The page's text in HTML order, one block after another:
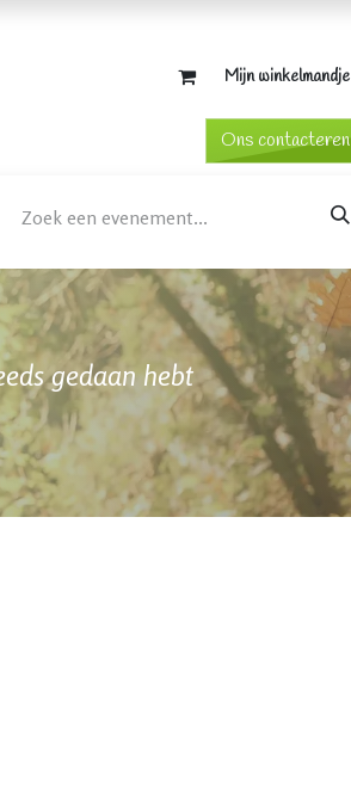
Mijn winkelmandje
​Ons contacteren​
gedaan hebt